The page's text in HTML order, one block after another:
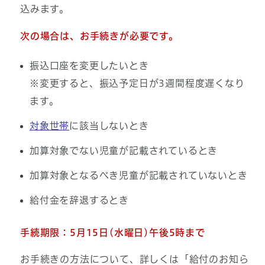
込みます。
次の場合は、お手続きが必要です。
振込口座を変更したいとき
※変更すると、振込予定日が3週間程度遅くなり
ます。
対象世帯に該当しないとき
加算対象でない児童が記載されているとき
加算対象となるべき児童が記載されていないとき
給付金を辞退するとき
手続期限：5月15日(水曜日)午後5時まで
お手続きの方法について、詳しくは「給付のお知ら